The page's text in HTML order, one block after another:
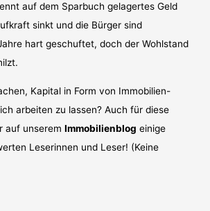
auf dem Sparbuch gelagertes Geld
sinkt und die Bürger sind
hart geschuftet, doch der Wohlstand
Kapital in Form von Immobilien-
arbeiten zu lassen? Auch für diese
auf unseremImmobilienblog einige
Leserinnen und Leser! (Keine